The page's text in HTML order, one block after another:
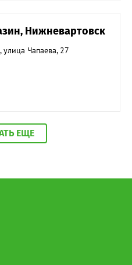
Нижневартовск
Чапаева, 27
ЕЩЕ